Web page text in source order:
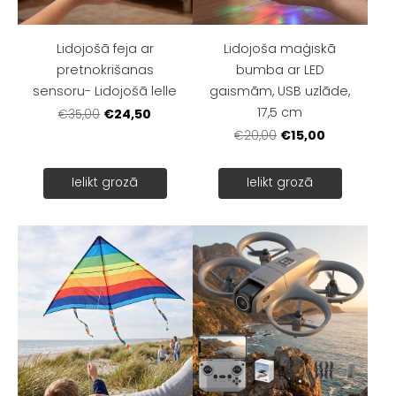
Lidojošā feja ar
pretnokrišanas
sensoru- Lidojošā lelle
€35,00 €24,50
Ielikt grozā
Lidojoša maģiskā
bumba ar LED
gaismām, USB uzlāde,
17,5 cm
€20,00 €15,00
Ielikt grozā